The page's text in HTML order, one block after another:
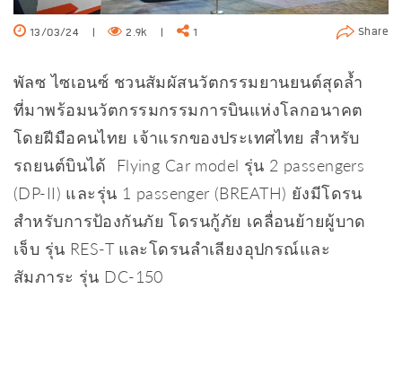
13/03/24 | 2.9k | 1 Share
พัลซ ไซเอนซ์ ชวนสัมผัสนวัตกรรมยานยนต์สุดล้ำ
ที่มาพร้อมนวัตกรรมกรรมการบินแห่งโลกอนาคต
โดยฝีมือคนไทย เจ้าแรกของประเทศไทย สำหรับ
รถยนต์บินได้ Flying Car model รุ่น 2 passengers
(DP-II) และรุ่น 1 passenger (BREATH) ยังมีโดรน
สำหรับการป้องกันภัย โดรนกู้ภัย เคลื่อนย้ายผู้บาด
เจ็บ รุ่น RES-T และโดรนลำเลียงอุปกรณ์และ
สัมภาระ รุ่น DC-150